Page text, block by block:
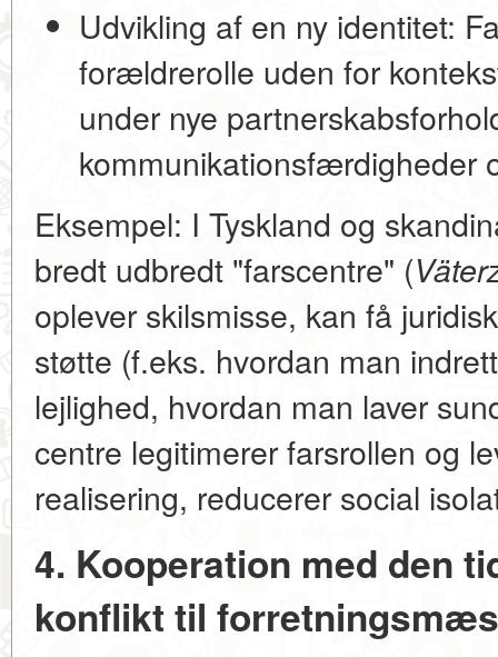
Udvikling af en ny identitet:
forældrerolle uden for
under nye
kommunikationsfærdigheder
Eksempel: I Tyskland og
bredt udbredt "farscentre" (
oplever skilsmisse, kan få
støtte (f.eks. hvordan man
lejlighed, hvordan man laver
centre legitimerer farsrollen og
realisering, reducerer social
4. Kooperation med den
konflikt til